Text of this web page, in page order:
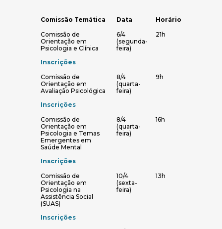
Tabela de dados
Comissão Temática Data
Horário
Comissão Temática
Data Horário
Comissão de
Orientação em
Psicologia e Clínica
Inscrições
6/4
(segunda-
feira)
21h
Comissão de
Orientação em
Avaliação Psicológica
Inscrições
8/4
(quarta-
feira)
9h
Comissão de
Orientação em
Psicologia e Temas
Emergentes em
Saúde Mental
Inscrições
8/4
(quarta-
feira)
16h
Comissão de
Orientação em
Psicologia na
Assistência Social
(SUAS)
Inscrições
10/4
(sexta-
feira)
13h